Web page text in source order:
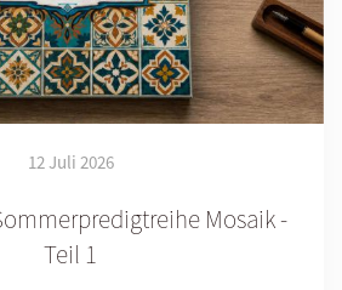
12 Juli 2026
Mosaik -
Teil 1